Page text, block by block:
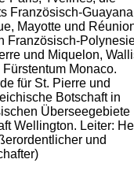
Französisch-
Mayotte und
Französisch-
und Miquelon,
Monaco.
für St. Pierre und
Botschaft in
Überseegebiete
Wellington. Leiter:
und